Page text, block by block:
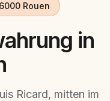
Rouen
in
Ricard, mitten im